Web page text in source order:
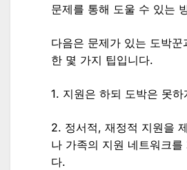
문제를 통해 도울 수 있는
다음은 문제가 있는 도박
한 몇 가지 팁입니다.
1. 지원은 하되 도박은 못하
2. 정서적, 재정적 지원을
나 가족의 지원 네트워크를
다.